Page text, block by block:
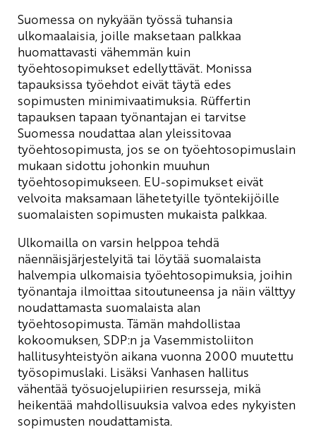
Suomessa on nykyään työssä tuhansia
ulkomaalaisia, joille maksetaan palkkaa
huomattavasti vähemmän kuin
työehtosopimukset edellyttävät. Monissa
tapauksissa työehdot eivät täytä edes
sopimusten minimivaatimuksia. Rüffertin
tapauksen tapaan työnantajan ei tarvitse
Suomessa noudattaa alan yleissitovaa
työehtosopimusta, jos se on työehtosopimuslain
mukaan sidottu johonkin muuhun
työehtosopimukseen. EU-sopimukset eivät
velvoita maksamaan lähetetyille työntekijöille
suomalaisten sopimusten mukaista palkkaa.
Ulkomailla on varsin helppoa tehdä
näennäisjärjestelyitä tai löytää suomalaista
halvempia ulkomaisia työehtosopimuksia, joihin
työnantaja ilmoittaa sitoutuneensa ja näin välttyy
noudattamasta suomalaista alan
työehtosopimusta. Tämän mahdollistaa
kokoomuksen, SDP:n ja Vasemmistoliiton
hallitusyhteistyön aikana vuonna 2000 muutettu
työsopimuslaki. Lisäksi Vanhasen hallitus
vähentää työsuojelupiirien resursseja, mikä
heikentää mahdollisuuksia valvoa edes nykyisten
sopimusten noudattamista.